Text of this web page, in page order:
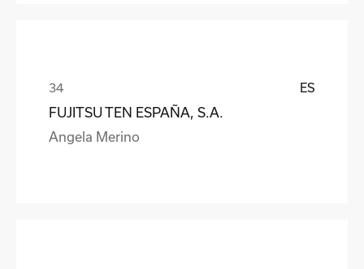
ES
FUJITSU TEN ESPAÑA, S.A.
Angela Merino